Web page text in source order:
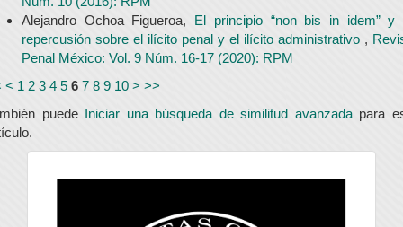
Alejandro Ochoa Figueroa, El principio “non bis in idem” y
repercusión sobre el ilícito penal y el ilícito administrativo ,
Penal México: Vol. 9 Núm. 16-17 (2020): RPM
< 1 2 3 4 5 6 7 8 9 10 > >>
puede Iniciar una búsqueda de similitud avanzadapara
universidad